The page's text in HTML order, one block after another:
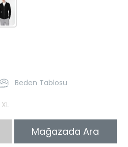
Beden Tablosu
XL
Mağazada Ara